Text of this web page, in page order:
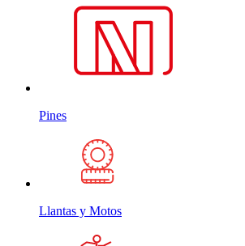
Pines
Llantas y Motos